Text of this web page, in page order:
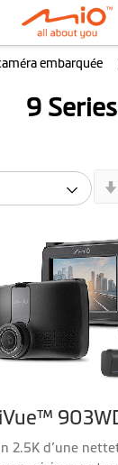
embarquée
9 Series
2.5K d’une